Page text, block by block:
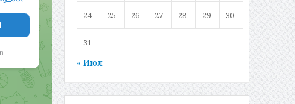
24 25 26 27 28 29 30
31
« Июл